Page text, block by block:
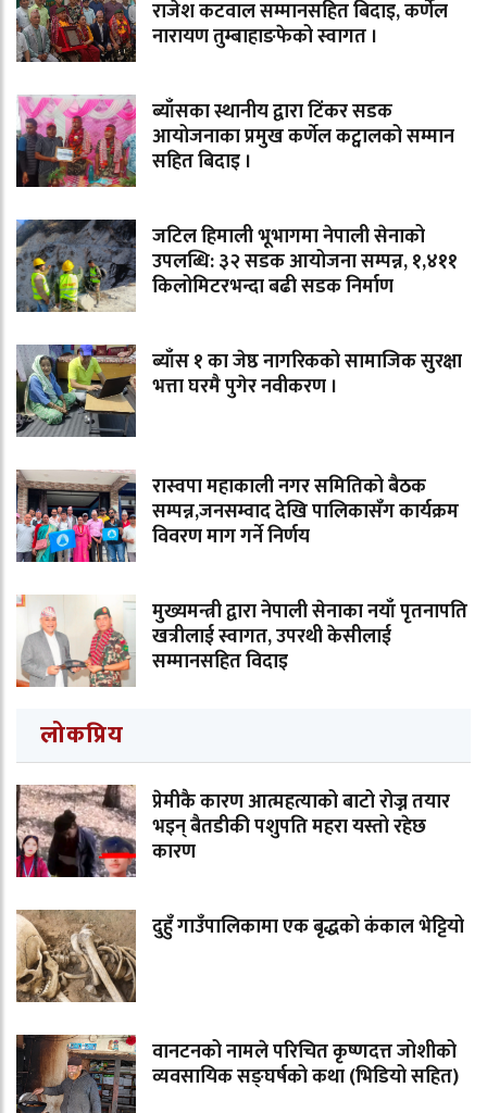
राजेश कटवाल सम्मानसहित बिदाइ, कर्णेल
नारायण तुम्बाहाङफेको स्वागत ।
ब्याँसका स्थानीय द्वारा टिंकर सडक
आयोजनाका प्रमुख कर्णेल कट्वालको सम्मान
सहित बिदाइ ।
जटिल हिमाली भूभागमा नेपाली सेनाको
उपलब्धि: ३२ सडक आयोजना सम्पन्न, १,४११
किलोमिटरभन्दा बढी सडक निर्माण
ब्याँस १ का जेष्ठ नागरिकको सामाजिक सुरक्षा
भत्ता घरमै पुगेर नवीकरण ।
रास्वपा महाकाली नगर समितिको बैठक
सम्पन्न,जनसम्वाद देखि पालिकासँग कार्यक्रम
विवरण माग गर्ने निर्णय
मुख्यमन्त्री द्वारा नेपाली सेनाका नयाँ पृतनापति
खत्रीलाई स्वागत, उपरथी केसीलाई
सम्मानसहित विदाइ
लोकप्रिय
प्रेमीकै कारण आत्महत्याको बाटो रोज्न तयार
भइन् बैतडीकी पशुपति महरा यस्तो रहेछ
कारण
दुहुँ गाउँपालिकामा एक बृद्धको कंकाल भेट्टियो
वानटनको नामले परिचित कृष्णदत्त जोशीको
व्यवसायिक सङ्घर्षको कथा (भिडियो सहित)